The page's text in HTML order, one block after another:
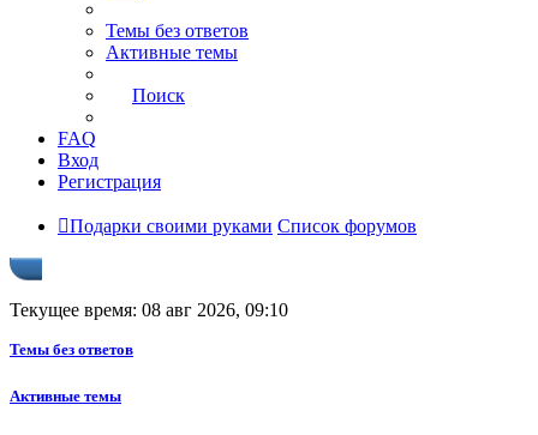
Темы без ответов
Активные темы
Поиск
FAQ
Вход
Регистрация
Подарки своими руками Список форумов
Текущее время: 08 авг 2026, 09:10
Темы без ответов
Активные темы